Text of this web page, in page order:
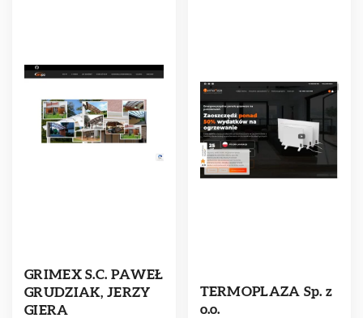
GRIMEX S.C. PAWEŁ
GRUDZIAK, JERZY
GIERA
TERMOPLAZA Sp. z
o.o.